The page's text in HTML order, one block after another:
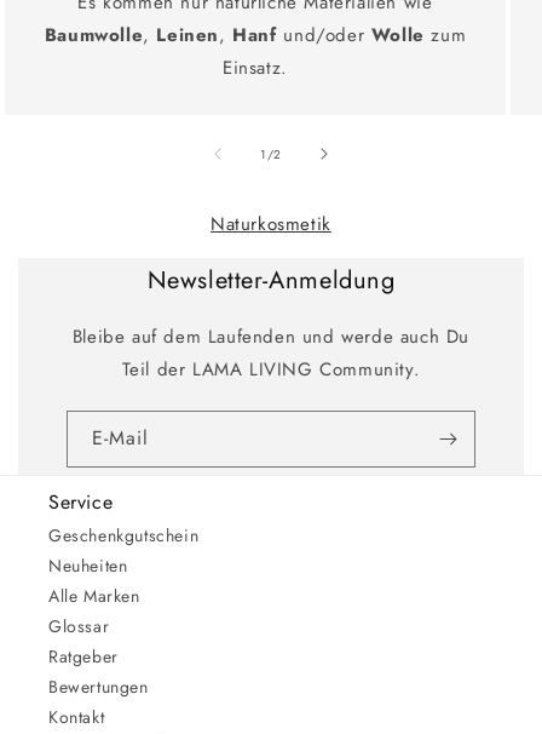
Baumwolle, Leinen, Hanfund/oder Wolle zum
Einsatz.
1 /Ab
2
Naturkosmetik
Newsletter-Anmeldung
Bleibe auf dem Laufenden und werde auch Du
Teil der LAMA LIVING Community.
E-Mail
Service
Geschenkgutschein
Neuheiten
Alle Marken
Glossar
Ratgeber
Bewertungen
Kontakt